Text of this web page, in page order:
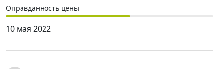
Оправданность цены
10 мая 2022